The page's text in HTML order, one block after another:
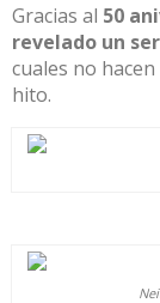
Gracias al 50
revelado un
cuales no hacen
hito.